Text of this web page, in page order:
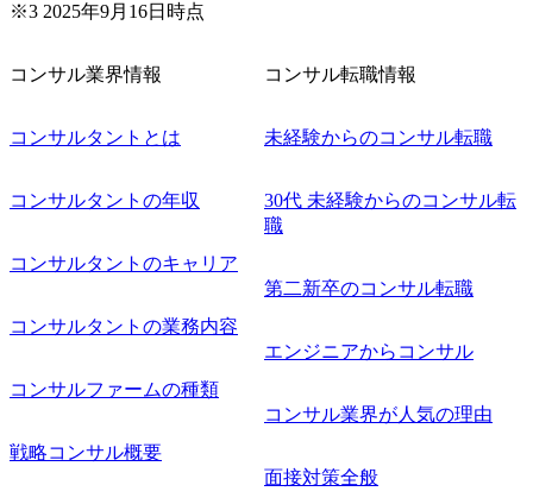
※3 2025年9月16日時点
コンサル業界情報
コンサルタントとは
コンサルタントの年収
コンサルタントのキャリア
コンサルタントの業務内容
コンサルファームの種類
戦略コンサル概要
コンサル転職情報
未経験からのコンサル転職
30代 未経験からのコンサル転
職
第二新卒のコンサル転職
エンジニアからコンサル
コンサル業界が人気の理由
面接対策全般